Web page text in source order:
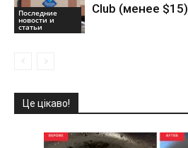
Последние
новости и
статьи
Club (менее $15)
Це цікаво!